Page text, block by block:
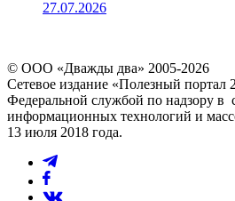
27.07.2026
© ООО «Дважды два» 2005-2026
Сетевое издание «Полезный портал
Федеральной службой по надзору в
информационных технологий и
13 июля 2018 года.